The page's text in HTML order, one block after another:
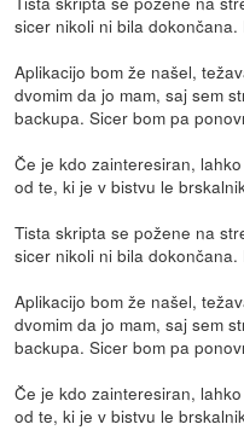
sicer nikoli ni bila
Aplikacijo bom že našel,
dvomim da jo mam, saj sem
backupa. Sicer bom pa
Če je kdo zainteresiran,
od te, ki je v bistvu le
Tista skripta se požene na
sicer nikoli ni bila
Aplikacijo bom že našel,
dvomim da jo mam, saj sem
backupa. Sicer bom pa
Če je kdo zainteresiran,
od te, ki je v bistvu le